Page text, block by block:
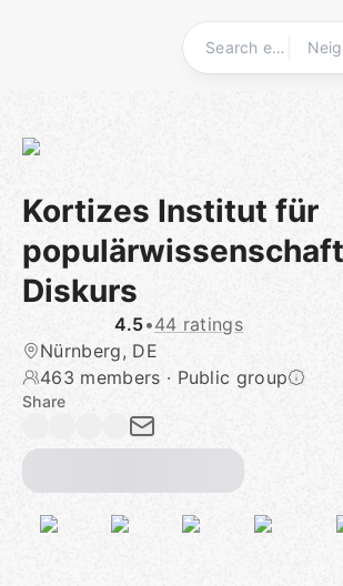
Kortizes Institut für
Diskurs
4.5•44 ratings
Nürnberg, DE
463 members · Public group
Share